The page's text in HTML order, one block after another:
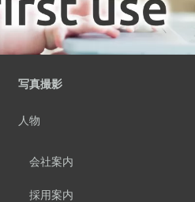
写真撮影
人物
会社案内
採用案内